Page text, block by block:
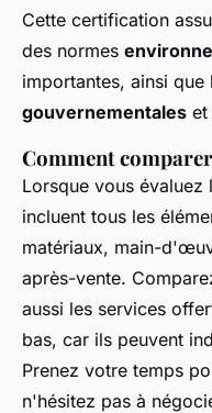
Cette certification
des normes
importantes, ainsi
gouvernementales et
Comment
Lorsque vous
incluent tous les
matériaux, main-
après-vente.
aussi les services
bas, car ils peuvent
Prenez votre temps
n'hésitez pas à